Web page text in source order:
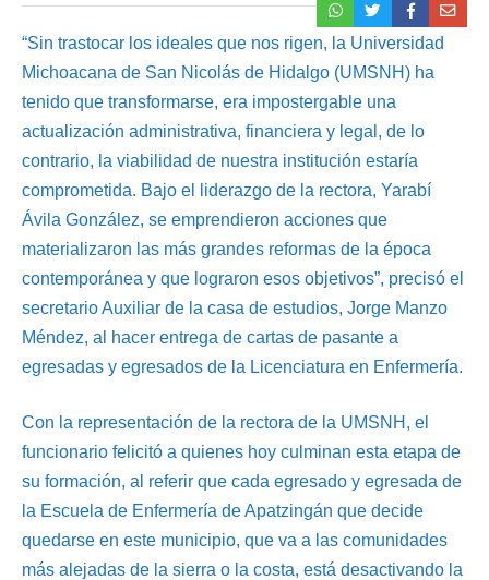
“Sin trastocar los ideales que nos rigen, la Universidad
Michoacana de San Nicolás de Hidalgo (UMSNH) ha
tenido que transformarse, era impostergable una
actualización administrativa, financiera y legal, de lo
contrario, la viabilidad de nuestra institución estaría
comprometida. Bajo el liderazgo de la rectora, Yarabí
Ávila González, se emprendieron acciones que
materializaron las más grandes reformas de la época
contemporánea y que lograron esos objetivos”, precisó el
secretario Auxiliar de la casa de estudios, Jorge Manzo
Méndez, al hacer entrega de cartas de pasante a
egresadas y egresados de la Licenciatura en Enfermería.
Con la representación de la rectora de la UMSNH, el
funcionario felicitó a quienes hoy culminan esta etapa de
su formación, al referir que cada egresado y egresada de
la Escuela de Enfermería de Apatzingán que decide
quedarse en este municipio, que va a las comunidades
más alejadas de la sierra o la costa, está desactivando la